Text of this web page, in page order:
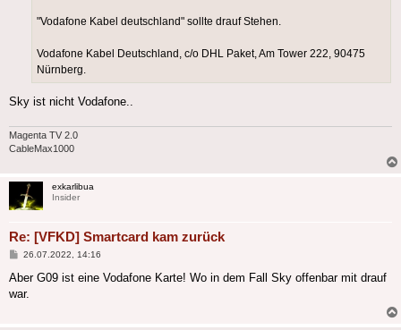
"Vodafone Kabel deutschland" sollte drauf Stehen.
Vodafone Kabel Deutschland, c/o DHL Paket, Am Tower 222, 90475
Nürnberg.
Sky ist nicht Vodafone..
Magenta TV 2.0
CableMax1000
exkarlibua
Insider
Re: [VFKD] Smartcard kam zurück
Beitrag
26.07.2022, 14:16
Aber G09 ist eine Vodafone Karte! Wo in dem Fall Sky offenbar mit drauf
war.